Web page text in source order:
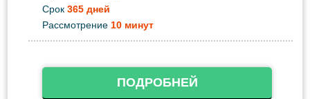
Срок 365 дней
Рассмотрение 10 минут
ПОДРОБНЕЙ